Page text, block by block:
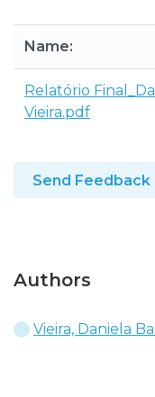
Name:
Relatório
Vieira.pdf
Send Feedback
Authors
Vieira, Daniela